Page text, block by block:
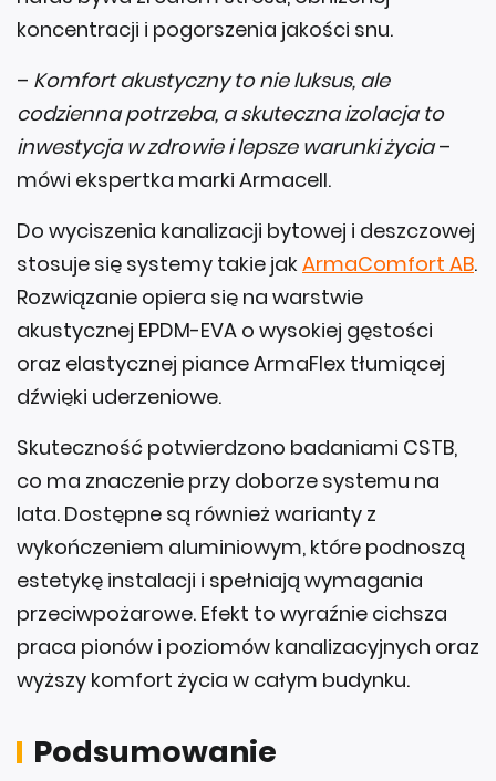
koncentracji i pogorszenia jakości snu.
– Komfort akustyczny to nie luksus, ale
codzienna potrzeba, a skuteczna izolacja to
inwestycja w zdrowie i lepsze warunki życia–
mówi ekspertka marki Armacell.
Do wyciszenia kanalizacji bytowej i deszczowej
stosuje się systemy takie jakArmaComfort AB.
Rozwiązanie opiera się na warstwie
akustycznej EPDM-EVA o wysokiej gęstości
oraz elastycznej piance ArmaFlex tłumiącej
dźwięki uderzeniowe.
Skuteczność potwierdzono badaniami CSTB,
co ma znaczenie przy doborze systemu na
lata. Dostępne są również warianty z
wykończeniem aluminiowym, które podnoszą
estetykę instalacji i spełniają wymagania
przeciwpożarowe. Efekt to wyraźnie cichsza
praca pionów i poziomów kanalizacyjnych oraz
wyższy komfort życia w całym budynku.
Podsumowanie